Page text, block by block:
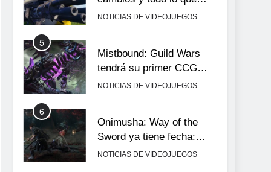
llega con el lanzamiento
NOTICIAS DE VIDEOJUEGOS
5
Mistbound: Guild Wars
tendrá su primer CCG
digital para PC y móviles
NOTICIAS DE VIDEOJUEGOS
6
Onimusha: Way of the
Sword ya tiene fecha:
Capcom lanza demo
NOTICIAS DE VIDEOJUEGOS